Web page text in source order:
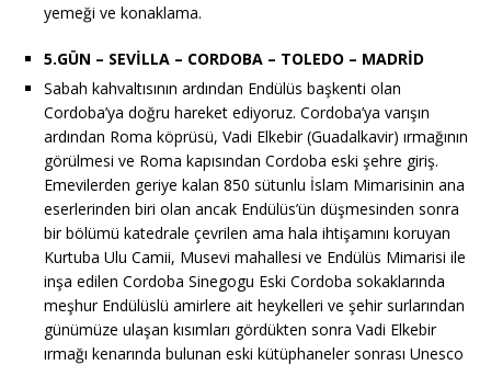
yemeği ve konaklama.
5.GÜN – SEVİLLA – CORDOBA – TOLEDO – MADRİD
Sabah kahvaltısının ardından Endülüs başkenti olan
Cordoba’ya doğru hareket ediyoruz. Cordoba’ya varışın
ardından Roma köprüsü, Vadi Elkebir (Guadalkavir) ırmağının
görülmesi ve Roma kapısından Cordoba eski şehre giriş.
Emevilerden geriye kalan 850 sütunlu İslam Mimarisinin ana
eserlerinden biri olan ancak Endülüs’ün düşmesinden sonra
bir bölümü katedrale çevrilen ama hala ihtişamını koruyan
Kurtuba Ulu Camii, Musevi mahallesi ve Endülüs Mimarisi ile
inşa edilen Cordoba Sinegogu Eski Cordoba sokaklarında
meşhur Endülüslü amirlere ait heykelleri ve şehir surlarından
günümüze ulaşan kısımları gördükten sonra Vadi Elkebir
ırmağı kenarında bulunan eski kütüphaneler sonrası Unesco